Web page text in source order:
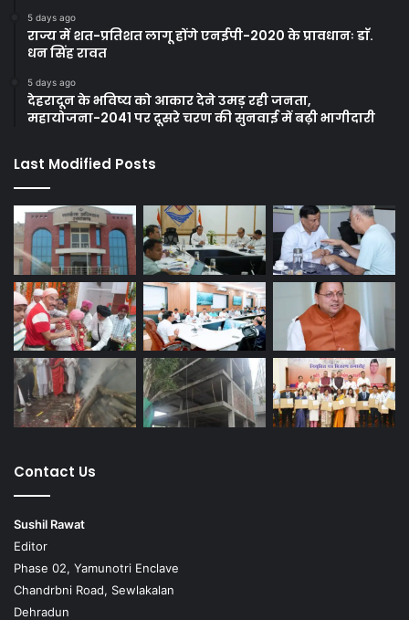
5 days ago
राज्य में शत-प्रतिशत लागू होंगे एनईपी-2020 के प्रावधानः डाॅ.
धन सिंह रावत
5 days ago
देहरादून के भविष्य को आकार देने उमड़ रही जनता,
महायोजना-2041 पर दूसरे चरण की सुनवाई में बढ़ी भागीदारी
Last Modified Posts
Contact Us
Sushil Rawat
Editor
Phase 02, Yamunotri Enclave
Chandrbni Road, Sewlakalan
Dehradun